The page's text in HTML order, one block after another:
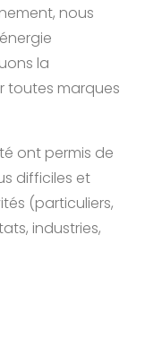
nous
la
toutes marques
ont permis de
difficiles et
(particuliers,
industries,